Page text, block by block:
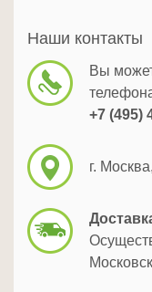
Наши контакты
Вы
+7 (495)
г.